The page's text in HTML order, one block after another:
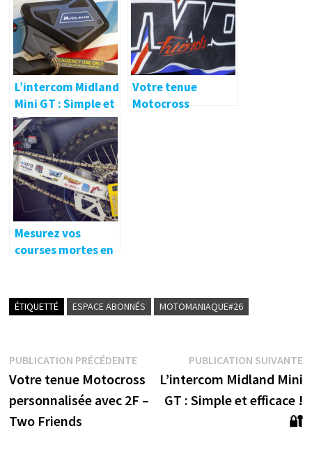
L’intercom Midland
Mini GT : Simple et
efficace ! 🔐
Votre tenue
Motocross
Mesurez vos
courses mortes en
ÉTIQUETTÉ ESPACE ABONNÉS MOTOMANIAQUE#26
Navigation
de
l’article
PUBLICATION PRÉCÉDENTEPublication
précédente :
Votre tenue Motocross
personnalisée avec 2F –
Two Friends
PUBLICATION SUIVANTE
L’intercom Midland Mini
GT : Simple et efficace !
🔐